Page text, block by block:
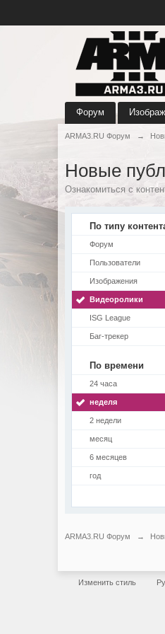
Форум
ARMA3.RU Форум →
Новые
Ознакомиться с
По типу
Форум
Пользователи
Изображения
Видеоролики
ISG League
Баг-трекер
По времени
24 часа
неделя
2 недели
месяц
6 месяцев
год
ARMA3.RU Форум →
Изменить стиль